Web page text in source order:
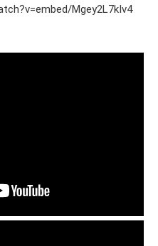
Mgey2L7kIv4